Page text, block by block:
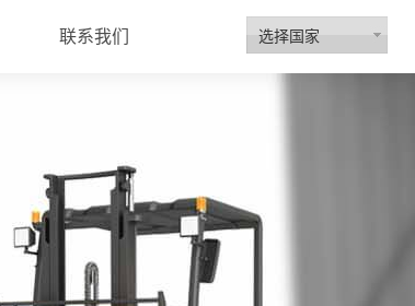
选择国家
联系我们